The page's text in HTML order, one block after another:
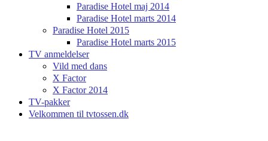
Paradise Hotel maj 2014
Paradise Hotel marts 2014
Paradise Hotel 2015
Paradise Hotel marts 2015
TV anmeldelser
Vild med dans
X Factor
X Factor 2014
TV-pakker
Velkommen til tvtossen.dk